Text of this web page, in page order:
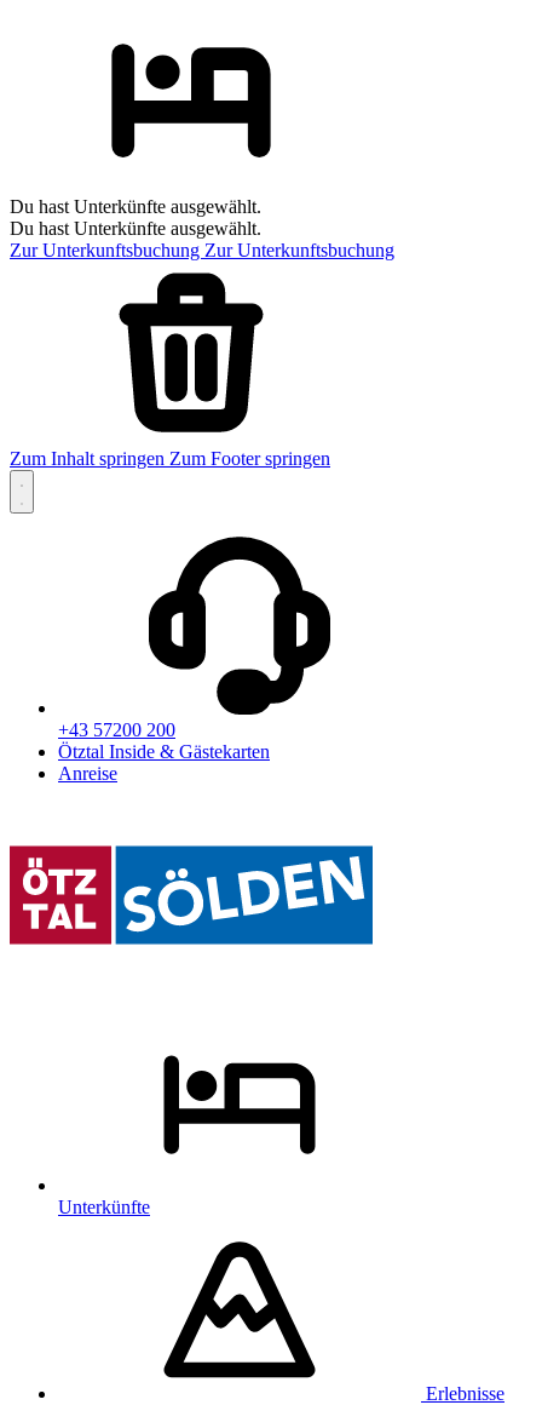
Du hast Unterkünfte ausgewählt.
Du hast Unterkünfte ausgewählt.
Zur Unterkunftsbuchung Zur Unterkunftsbuchung
Zum Inhalt springen Zum Footer springen
+43 57200 200
Ötztal Inside & Gästekarten
Anreise
Unterkünfte
Erlebnisse